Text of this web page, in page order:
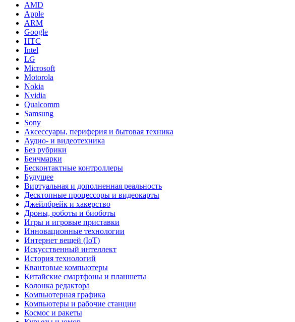
AMD
Apple
ARM
Google
HTC
Intel
LG
Microsoft
Motorola
Nokia
Nvidia
Qualcomm
Samsung
Sony
Аксессуары, периферия и бытовая техника
Аудио- и видеотехника
Без рубрики
Бенчмарки
Бесконтактные контроллеры
Будущее
Виртуальная и дополненная реальность
Десктопные процессоры и видеокарты
Джейлбрейк и хакерство
Дроны, роботы и биоботы
Игры и игровые приставки
Инновационные технологии
Интернет вещей (IoT)
Искусственный интеллект
История технологий
Квантовые компьютеры
Китайские смартфоны и планшеты
Колонка редактора
Компьютерная графика
Компьютеры и рабочие станции
Космос и ракеты